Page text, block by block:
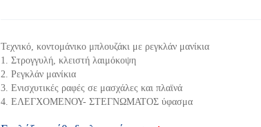
Τεχνικό, κοντομάνικο μπλουζάκι με ρεγκλάν μανίκια
1. Στρογγυλή, κλειστή λαιμόκοψη
2. Ρεγκλάν μανίκια
3. Ενισχυτικές ραφές σε μασχάλες και πλαϊνά
4. ΕΛΕΓΧΟΜΕΝΟΥ- ΣΤΕΓΝΩΜΑΤΟΣ ύφασμα